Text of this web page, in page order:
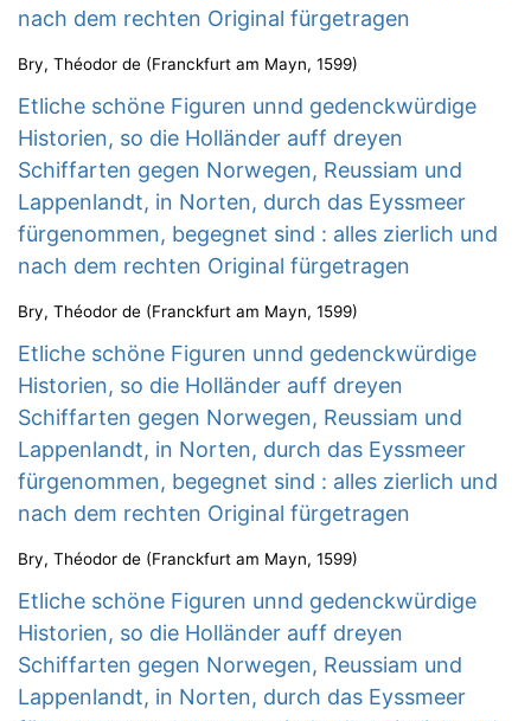
nach dem rechten Original fürgetragen
Bry, Théodor de (Franckfurt am Mayn, 1599)
Etliche schöne Figuren unnd gedenckwürdige
Historien, so die Holländer auff dreyen
Schiffarten gegen Norwegen, Reussiam und
Lappenlandt, in Norten, durch das Eyssmeer
fürgenommen, begegnet sind : alles zierlich und
nach dem rechten Original fürgetragen
Bry, Théodor de (Franckfurt am Mayn, 1599)
Etliche schöne Figuren unnd gedenckwürdige
Historien, so die Holländer auff dreyen
Schiffarten gegen Norwegen, Reussiam und
Lappenlandt, in Norten, durch das Eyssmeer
fürgenommen, begegnet sind : alles zierlich und
nach dem rechten Original fürgetragen
Bry, Théodor de (Franckfurt am Mayn, 1599)
Etliche schöne Figuren unnd gedenckwürdige
Historien, so die Holländer auff dreyen
Schiffarten gegen Norwegen, Reussiam und
Lappenlandt, in Norten, durch das Eyssmeer